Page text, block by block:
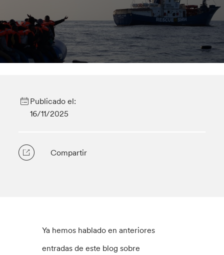
Publicado el:
16/11/2025
Compartir
Ya hemos hablado en anteriores
entradas de este blog sobre